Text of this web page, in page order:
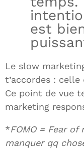
est
Le slow
t’accordes :
Ce point de vue
marketing
*FOMO = Fear
manquer qq